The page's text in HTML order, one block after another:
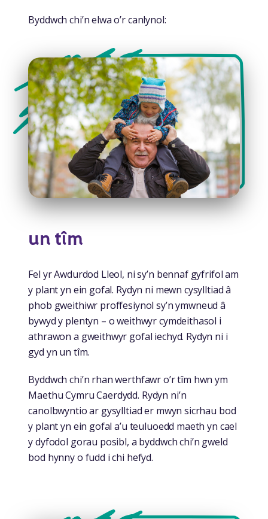
Byddwch chi’n elwa o’r canlynol:
un tîm
Fel yr Awdurdod Lleol, ni sy’n bennaf gyfrifol am
y plant yn ein gofal. Rydyn ni mewn cysylltiad â
phob gweithiwr proffesiynol sy’n ymwneud â
bywyd y plentyn – o weithwyr cymdeithasol i
athrawon a gweithwyr gofal iechyd. Rydyn ni i
gyd yn un tîm.
Byddwch chi’n rhan werthfawr o’r tîm hwn ym
Maethu Cymru Caerdydd. Rydyn ni’n
canolbwyntio ar gysylltiad er mwyn sicrhau bod
y plant yn ein gofal a’u teuluoedd maeth yn cael
y dyfodol gorau posibl, a byddwch chi’n gweld
bod hynny o fudd i chi hefyd.